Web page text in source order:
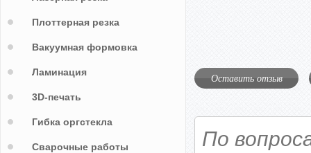
Оставить отзыв
По
Плоттерная резка
Вакуумная формовка
Ламинация
3D-печать
Гибка оргстекла
Сварочные работы